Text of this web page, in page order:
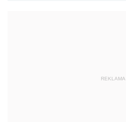
REKLAMA